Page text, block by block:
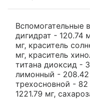
Вспомогательные
дигидрат - 120.74
мг, краситель
мг, краситель
титана диоксид -
лимонный - 208.42
трехосновной -
1221.79 мг,